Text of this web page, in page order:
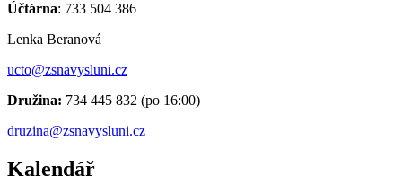
Účtárna: 733 504 386
Lenka Beranová
ucto@zsnavysluni.cz
Družina: 734 445 832 (po 16:00)
druzina@zsnavysluni.cz
Kalendář